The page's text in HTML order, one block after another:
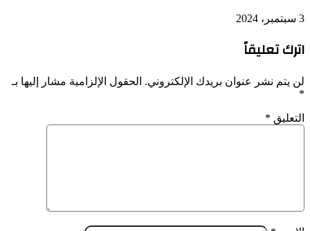
3 سبتمبر، 2024
اترك تعليقاً
لن يتم نشر عنوان بريدك الإلكتروني. الحقول الإلزامية مشار إليها بـ
*
التعليق *